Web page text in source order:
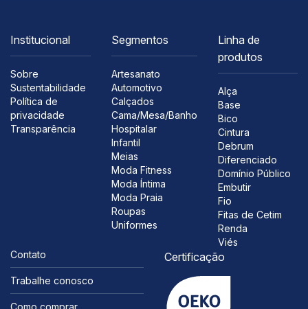
Institucional
Sobre
Sustentabilidade
Política de
privacidade
Transparência
Segmentos
Artesanato
Automotivo
Calçados
Cama/Mesa/Banho
Hospitalar
Infantil
Meias
Moda Fitness
Moda Íntima
Moda Praia
Roupas
Uniformes
Linha de
produtos
Alça
Base
Bico
Cintura
Debrum
Diferenciado
Domínio Público
Embutir
Fio
Fitas de Cetim
Renda
Viés
Contato
Trabalhe conosco
Como comprar
Certificação